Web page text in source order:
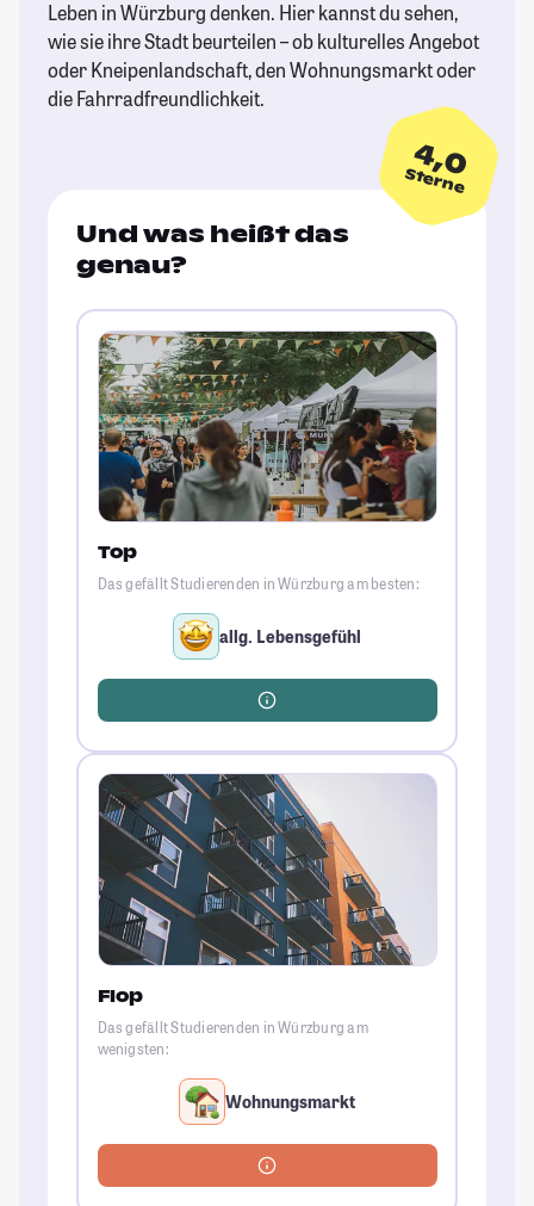
Leben in Würzburg denken. Hier kannst du sehen,
wie sie ihre Stadt beurteilen – ob kulturelles Angebot
oder Kneipenlandschaft, den Wohnungsmarkt oder
die Fahrradfreundlichkeit.
4,0
Sterne
Und was heißt das
genau?
Top
Das gefällt Studierenden in Würzburg am besten:
allg. Lebensgefühl
Flop
Das gefällt Studierenden in Würzburg am
wenigsten:
Wohnungsmarkt